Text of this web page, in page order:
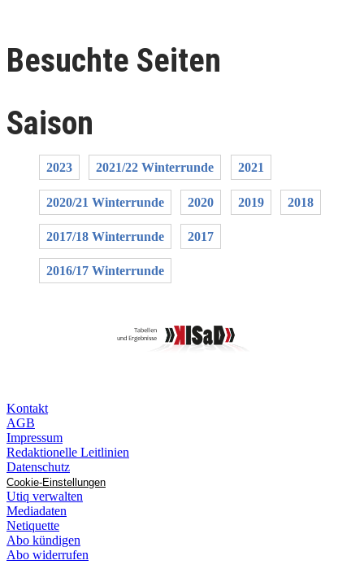
Besuchte Seiten
Saison
2023 2021/22 Winterrunde 2021
2020/21 Winterrunde 2020 2019 2018
2017/18 Winterrunde 2017
2016/17 Winterrunde
Kontakt
AGB
Impressum
Redaktionelle Leitlinien
Datenschutz
Cookie-Einstellungen
Utiq verwalten
Mediadaten
Netiquette
Abo kündigen
Abo widerrufen